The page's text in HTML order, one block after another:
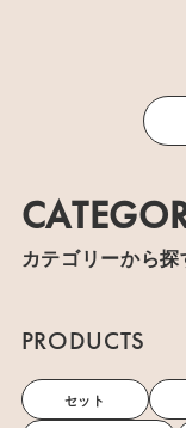
した日本で
カテゴリーから探
PRODUCTS
セット